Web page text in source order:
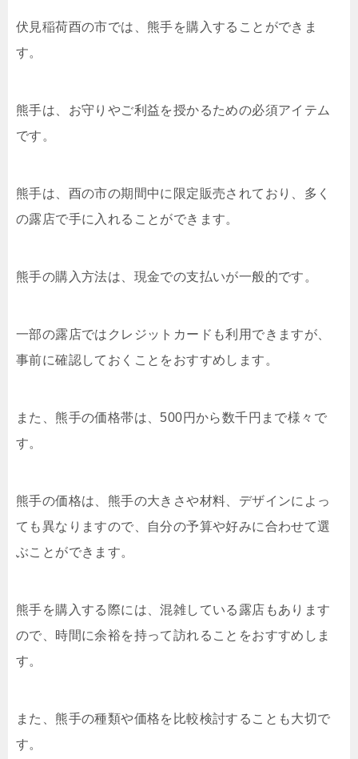
伏見稲荷酉の市では、熊手を購入することができま
す。
熊手は、お守りやご利益を授かるための必須アイテム
です。
熊手は、酉の市の期間中に限定販売されており、多く
の露店で手に入れることができます。
熊手の購入方法は、現金での支払いが一般的です。
一部の露店ではクレジットカードも利用できますが、
事前に確認しておくことをおすすめします。
また、熊手の価格帯は、500円から数千円まで様々で
す。
熊手の価格は、熊手の大きさや材料、デザインによっ
ても異なりますので、自分の予算や好みに合わせて選
ぶことができます。
熊手を購入する際には、混雑している露店もあります
ので、時間に余裕を持って訪れることをおすすめしま
す。
また、熊手の種類や価格を比較検討することも大切で
す。